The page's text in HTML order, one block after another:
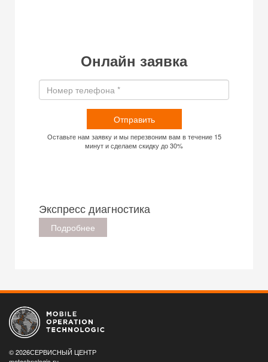
Онлайн заявка
Отправить
Оставьте нам заявку и мы перезвоним вам в течение 15
минут и сделаем скидку до 30%
Экспресс диагностика
Подробнее
© 2026СЕРВИСНЫЙ ЦЕНТР